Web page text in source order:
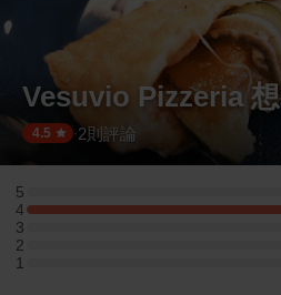
Vesuvio Pizzeria
4.5 ·2則評論
5
5 星：0 則評論
4
4 星：1 則評論
3
3 星：0 則評論
2
2 星：0 則評論
1
1 星：0 則評論